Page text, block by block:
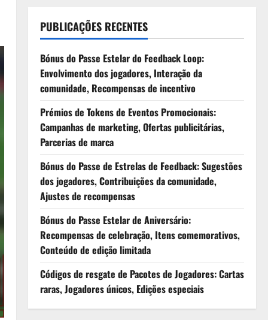
PUBLICAÇÕES RECENTES
Bónus do Passe Estelar do Feedback Loop:
Envolvimento dos jogadores, Interação da
comunidade, Recompensas de incentivo
Prémios de Tokens de Eventos Promocionais:
Campanhas de marketing, Ofertas publicitárias,
Parcerias de marca
Bónus do Passe de Estrelas de Feedback: Sugestões
dos jogadores, Contribuições da comunidade,
Ajustes de recompensas
Bónus do Passe Estelar de Aniversário:
Recompensas de celebração, Itens comemorativos,
Conteúdo de edição limitada
Códigos de resgate de Pacotes de Jogadores: Cartas
raras, Jogadores únicos, Edições especiais